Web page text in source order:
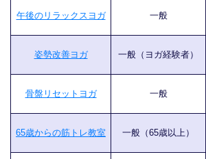
午後のリラックスヨガ 一般
姿勢改善ヨガ 一般（ヨガ経験者）
骨盤リセットヨガ 一般
65歳からの筋トレ教室 一般（65歳以上）